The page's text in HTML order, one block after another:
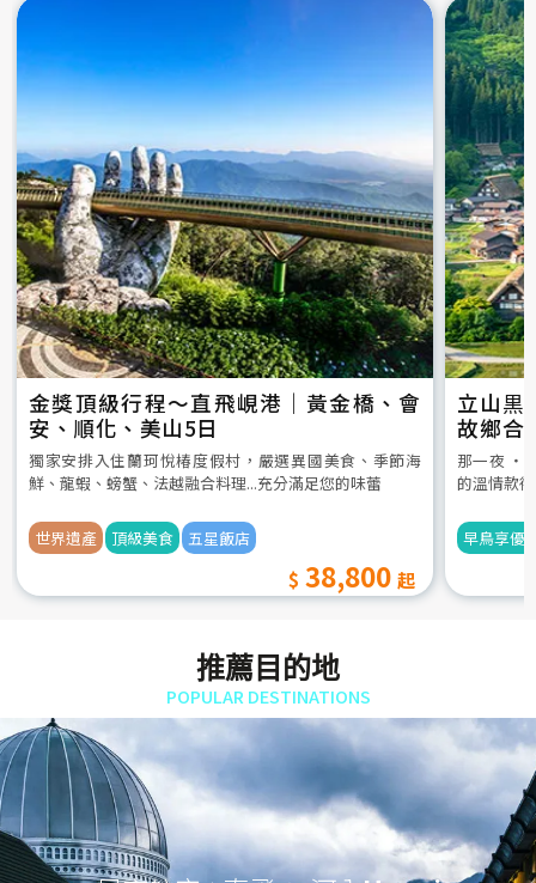
金獎頂級行程～直飛峴港｜黃金橋、會
安、順化、美山5日
獨家安排入住蘭珂悅椿度假村，嚴選異國美食、季節海
鮮、龍蝦、螃蟹、法越融合料理...充分滿足您的味蕾
世界遺產 頂級美食 五星飯店
38,800
立山黒
故鄉合
5日
那一夜 ‧
的溫情款
早鳥享優
推薦目的地
POPULAR DESTINATIONS